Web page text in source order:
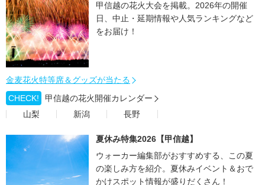
甲信越の花火大会を掲載。2026年の開催
日、中止・延期情報や人気ランキングなど
をお届け！
金麦花火特等席＆グッズが当たる
CHECK!
甲信越の花火開催カレンダー
山梨
新潟 長野
夏休み特集2026【甲信越】
ウォーカー編集部がおすすめする、この夏
の楽しみ方を紹介。夏休みイベント＆おで
かけスポット情報が盛りだくさん！